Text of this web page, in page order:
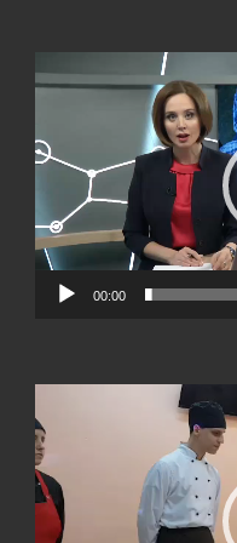
00:00